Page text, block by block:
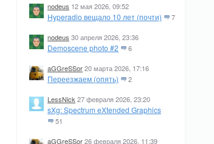
nodeus 12 мая 2026, 09:52
Hyperadio вещало 10 лет (почти) 7
nodeus 30 апреля 2026, 23:36
Demoscene photo #2 6
aGGreSSor20 марта 2026, 17:16
Переезжаем (опять) 2
LessNick 27 февраля 2026, 23:20
sXg: Spectrum eXtended Graphics
51
aGGreSSor26 февраля 2026, 11:39